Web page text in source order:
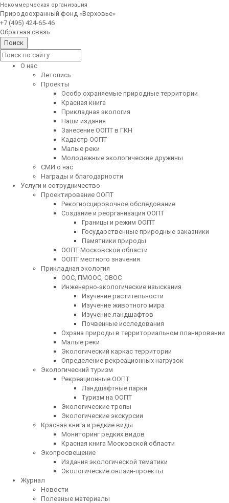
Некоммерческая организация
Природоохранный фонд «Верховье»
+7 (495) 424-65-46
Обратная связь
О нас
Летопись
Проекты
Особо охраняемые природные территории
Красная книга
Прикладная экология
Наши издания
Занесение ООПТ в ГКН
Кадастр ООПТ
Малые реки
Молодежные экологические дружины
СМИ о нас
Награды и благодарности
Услуги и сотрудничество
Проектирование ООПТ
Рекогносцировочное обследование
Создание и реорганизация ООПТ
Границы и режим ООПТ
Государственные природные заказники
Памятники природы
ООПТ Московской области
ООПТ местного значения
Прикладная экология
ООС, ПМООС, ОВОС
Инженерно-экологические изыскания
Изучение растительности
Изучение животного мира
Изучение ландшафтов
Почвенные исследования
Охрана природы в территориальном планировании
Малые реки
Экологический каркас территории
Определение рекреационных нагрузок
Экологический туризм
Рекреационные ООПТ
Ландшафтные парки
Туризм на ООПТ
Экологические тропы
Экологические экскурсии
Красная книга и редкие виды
Мониторинг редких видов
Красная книга Московской области
Экопросвещение
Издания экологической тематики
Экологические онлайн-проекты
Журнал
Новости
Полезные материалы